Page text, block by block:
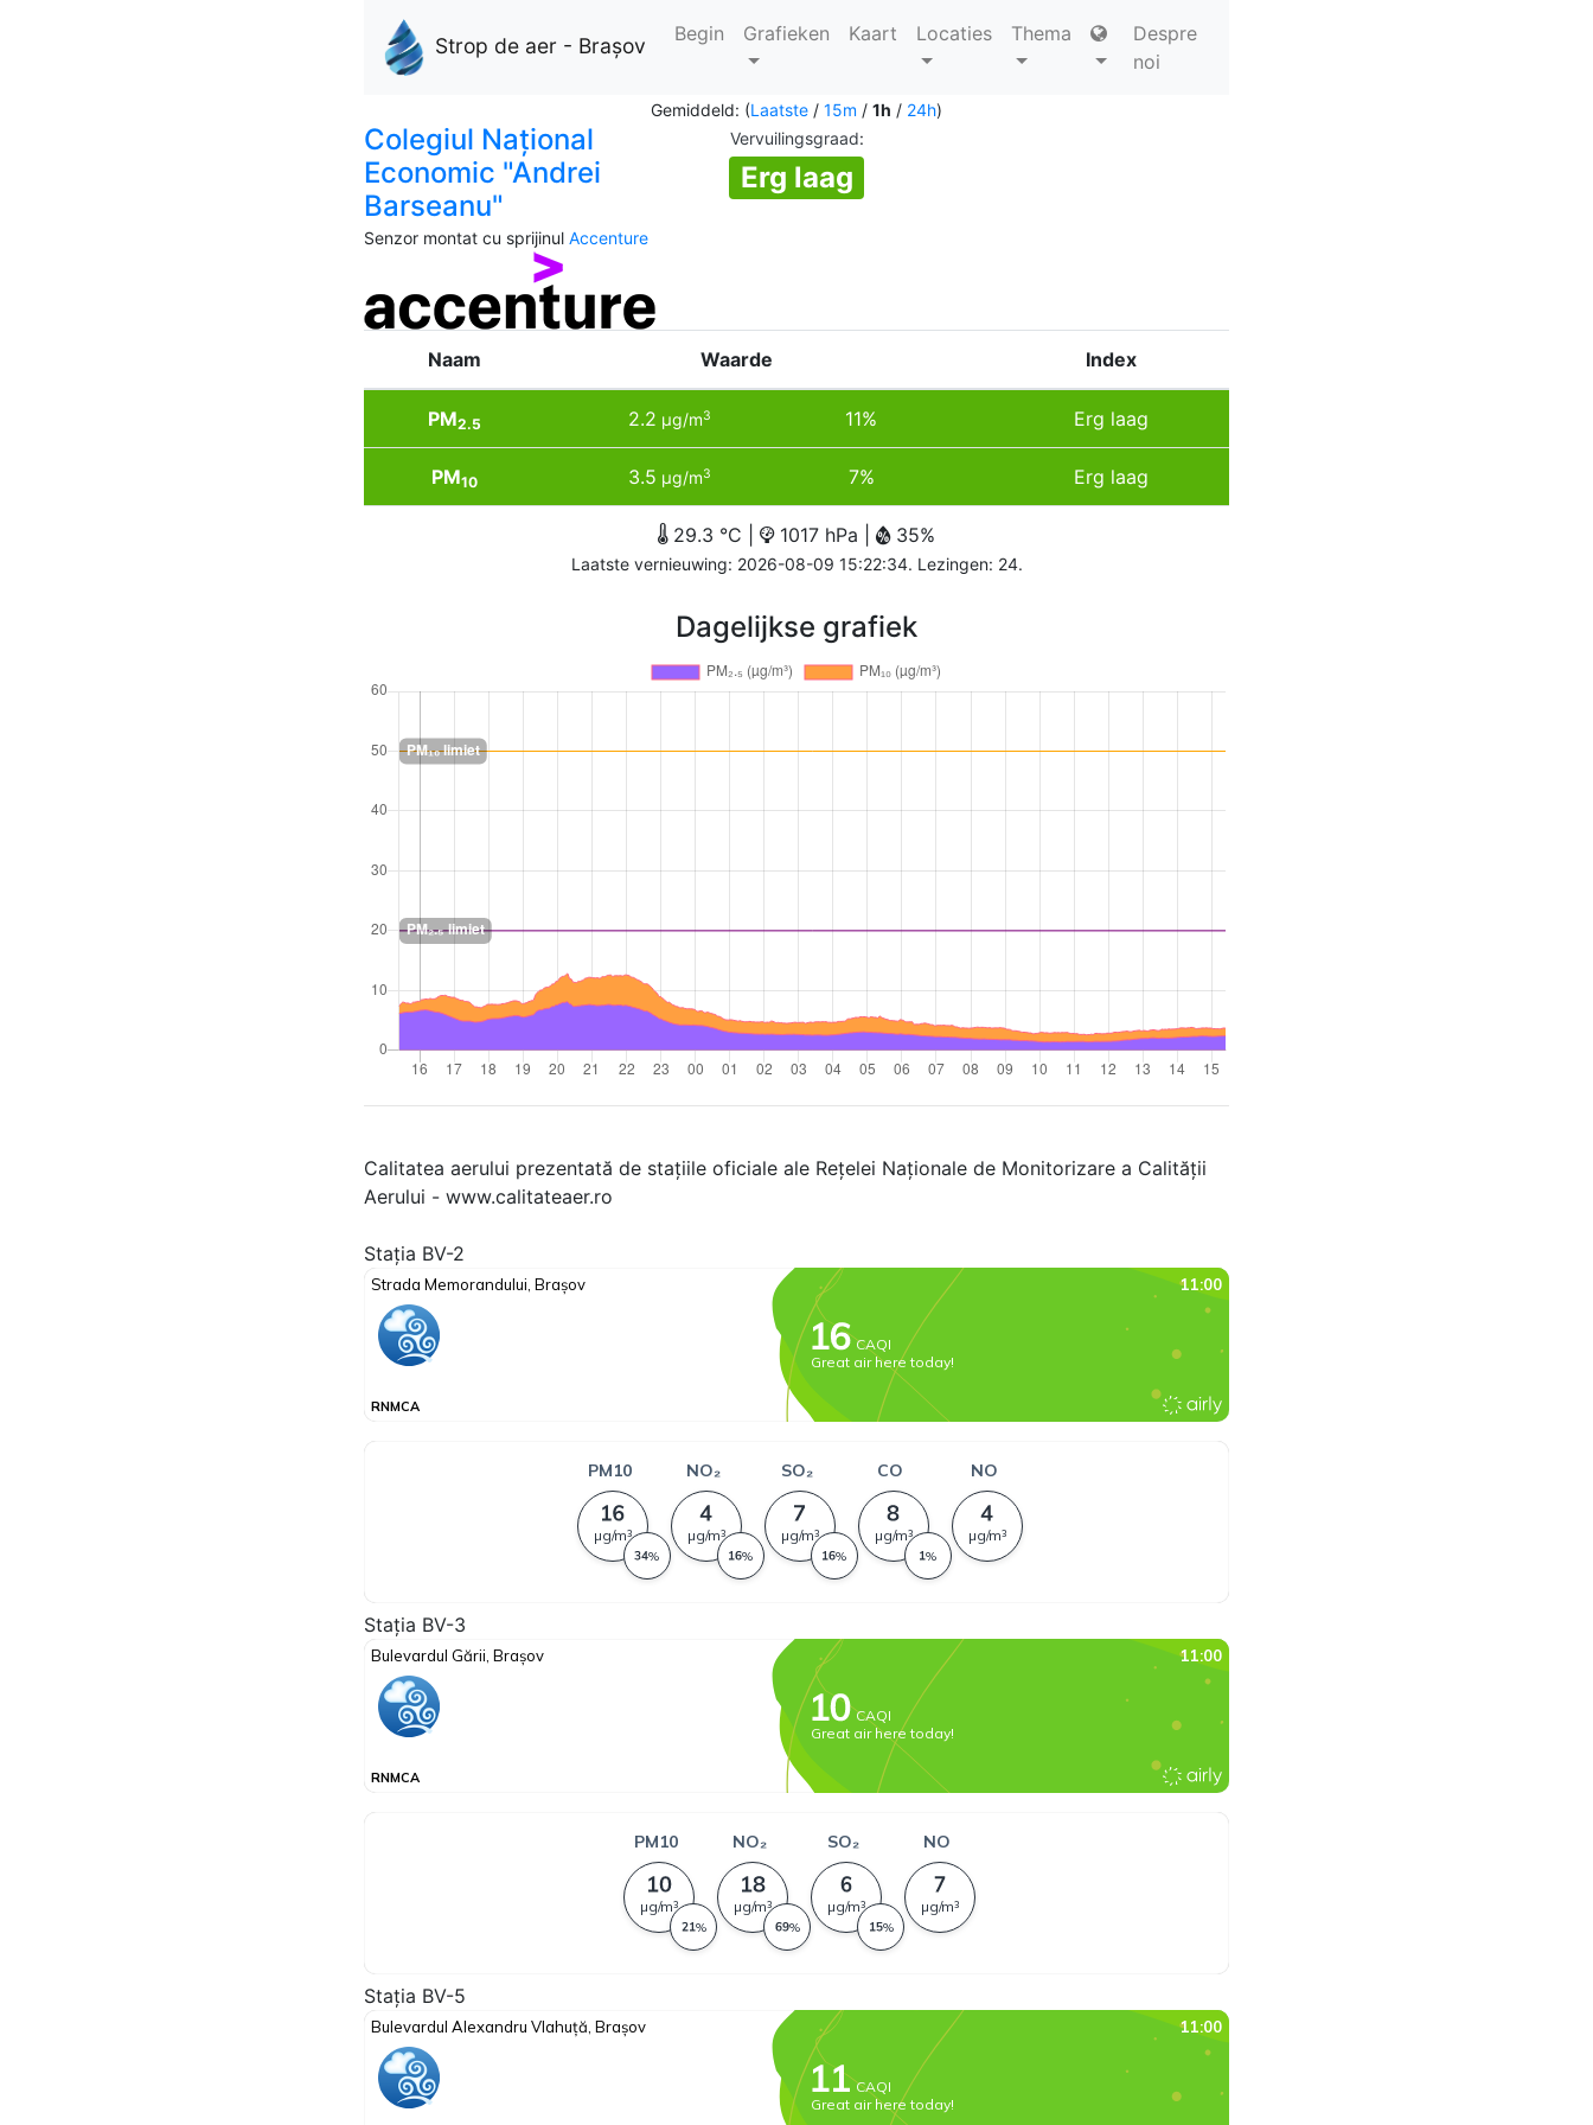
Strop de aer - Brașov Begin Grafieken Kaart Locaties Thema
Despre
noi
Gemiddeld: (Laatste / 15m / 1h / 24h)
Colegiul Național
Economic "Andrei
Barseanu"
Senzor montat cu sprijinul Accenture
Vervuilingsgraad:
Erg laag
Naam Waarde Index
PM2.5 2.2 µg/m3 11% Erg laag
PM10 3.5 µg/m3 7% Erg laag
29.3 °C | 1017 hPa | 35%
Laatste vernieuwing: 2026-08-09 15:22:34. Lezingen: 24.
Dagelijkse grafiek
Calitatea aerului prezentată de stațiile oficiale ale Rețelei Naționale de Monitorizare a Calității
Aerului - www.calitateaer.ro
Stația BV-2
Stația BV-3
Stația BV-5